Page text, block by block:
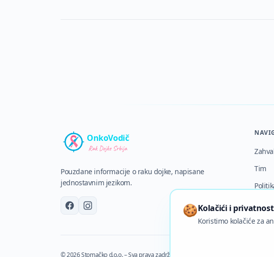
OnkoVodič
Pouzdane informacije o raku dojke, napisane
jednostavnim jezikom.
Tim
©2026Stomačko d.o.o.–Sva prava zadržana
🍪Kolačići i privatnost
Koristimo kolačiće za